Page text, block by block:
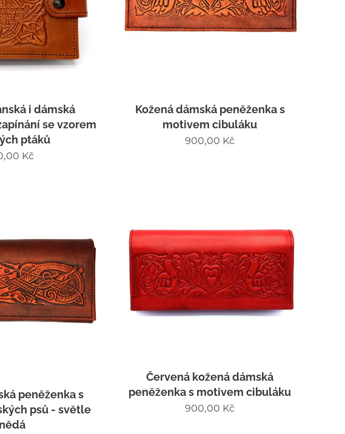
i dámská
se vzorem
ptáků
Kč
Kožená dámská peněženka s
motivem cibuláku
900,00 Kč
peněženka s
psů - světle
Červená kožená dámská
peněženka s motivem cibuláku
900,00 Kč